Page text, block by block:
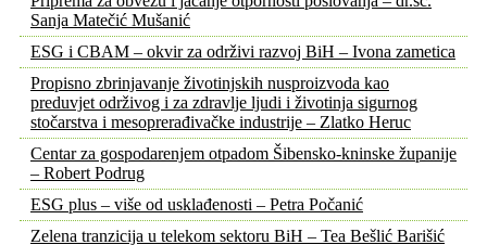
Sanja Matečić Mušanić
ESG i CBAM – okvir za održivi razvoj BiH – Ivona zametica
Propisno zbrinjavanje životinjskih nusproizvoda kao
preduvjet održivog i za zdravlje ljudi i životinja sigurnog
stočarstva i mesoprerađivačke industrije – Zlatko Heruc
Centar za gospodarenjem otpadom Šibensko-kninske županije
– Robert Podrug
ESG plus – više od usklađenosti – Petra Počanić
Zelena tranzicija u telekom sektoru BiH – Tea Bešlić Barišić